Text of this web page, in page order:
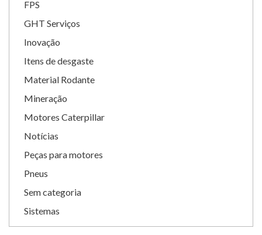
FPS
GHT Serviços
Inovação
Itens de desgaste
Material Rodante
Mineração
Motores Caterpillar
Notícias
Peças para motores
Pneus
Sem categoria
Sistemas